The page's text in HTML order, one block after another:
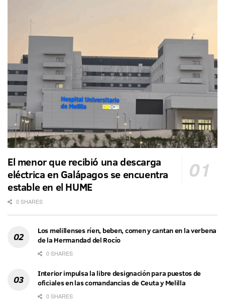
El menor que recibió una descarga
eléctrica en Galápagos se encuentra
estable en el HUME
0 SHARES
Los melillenses ríen, beben, comen y cantan en la verbena
de la Hermandad del Rocío
0 SHARES
Interior impulsa la libre designación para puestos de
oficiales en las comandancias de Ceuta y Melilla
0 SHARES